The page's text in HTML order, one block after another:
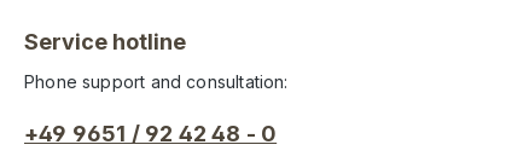
Service hotline
Phone support and consultation:
+49 9651 / 92 42 48 - 0